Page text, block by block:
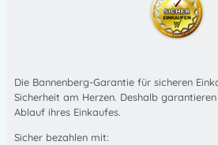
Die Bannenberg-Garantie für sicheren
Sicherheit am Herzen. Deshalb
Ablauf ihres Einkaufes.
Sicher bezahlen mit: